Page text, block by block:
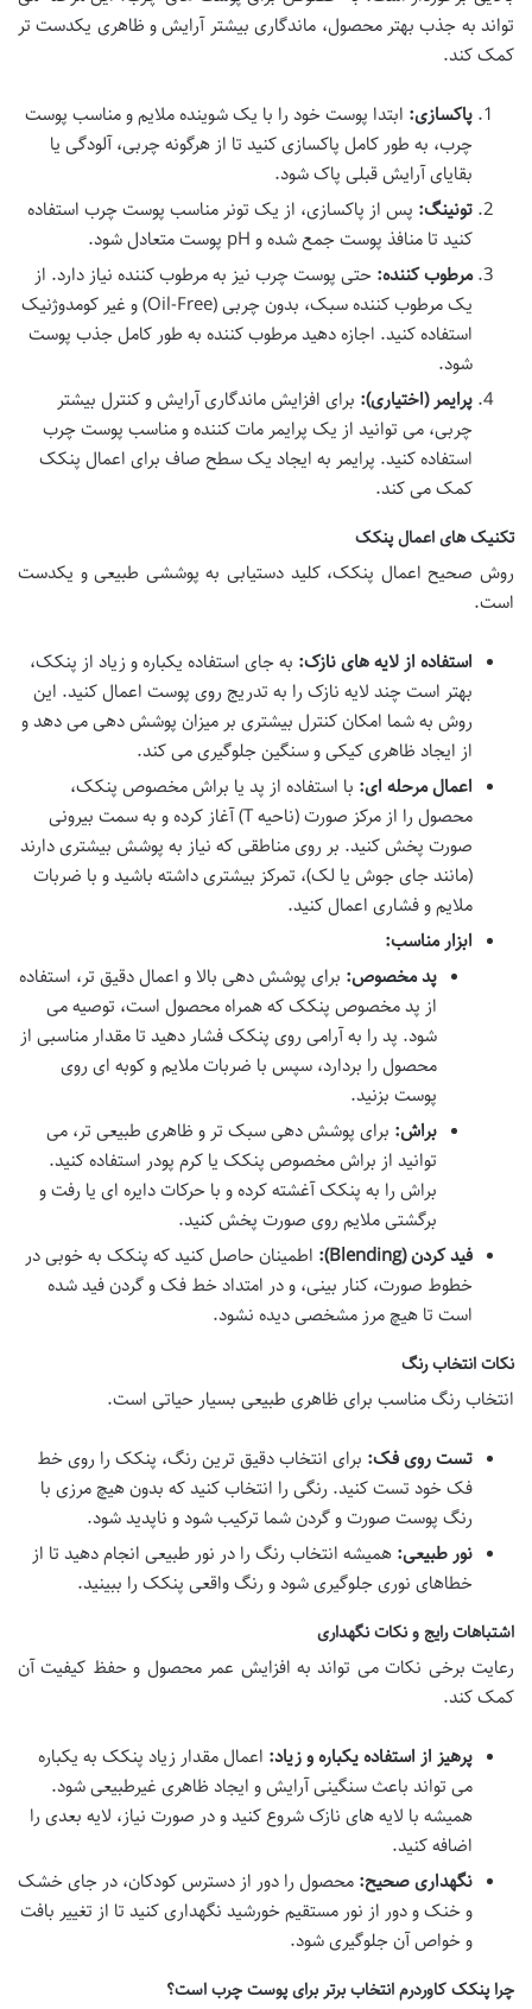
تواند به جذب بهتر محصول، ماندگاری بیشتر آرایش و ظاهری یکدست تر
کمک کند.
پاکسازی: ابتدا پوست خود را با یک شوینده ملایم و مناسب پوست
چرب، به طور کامل پاکسازی کنید تا از هرگونه چربی، آلودگی یا
بقایای آرایش قبلی پاک شود.
تونینگ: پس از پاکسازی، از یک تونر مناسب پوست چرب استفاده
کنید تا منافذ پوست جمع شده و pH پوست متعادل شود.
مرطوب کننده: حتی پوست چرب نیز به مرطوب کننده نیاز دارد. از
یک مرطوب کننده سبک، بدون چربی (Oil-Free) و غیر کومدوژنیک
استفاده کنید. اجازه دهید مرطوب کننده به طور کامل جذب پوست
شود.
پرایمر (اختیاری): برای افزایش ماندگاری آرایش و کنترل بیشتر
چربی، می توانید از یک پرایمر مات کننده و مناسب پوست چرب
استفاده کنید. پرایمر به ایجاد یک سطح صاف برای اعمال پنکک
کمک می کند.
تکنیک های اعمال پنکک
روش صحیح اعمال پنکک، کلید دستیابی به پوششی طبیعی و یکدست
است.
استفاده از لایه های نازک: به جای استفاده یکباره و زیاد از پنکک،
بهتر است چند لایه نازک را به تدریج روی پوست اعمال کنید. این
روش به شما امکان کنترل بیشتری بر میزان پوشش دهی می دهد و
از ایجاد ظاهری کیکی و سنگین جلوگیری می کند.
اعمال مرحله ای: با استفاده از پد یا براش مخصوص پنکک،
محصول را از مرکز صورت (ناحیه T) آغاز کرده و به سمت بیرونی
صورت پخش کنید. بر روی مناطقی که نیاز به پوشش بیشتری دارند
(مانند جای جوش یا لک)، تمرکز بیشتری داشته باشید و با ضربات
ملایم و فشاری اعمال کنید.
ابزار مناسب:
پد مخصوص: برای پوشش دهی بالا و اعمال دقیق تر، استفاده
از پد مخصوص پنکک که همراه محصول است، توصیه می
شود. پد را به آرامی روی پنکک فشار دهید تا مقدار مناسبی از
محصول را بردارد، سپس با ضربات ملایم و کوبه ای روی
پوست بزنید.
براش: برای پوشش دهی سبک تر و ظاهری طبیعی تر، می
توانید از براش مخصوص پنکک یا کرم پودر استفاده کنید.
براش را به پنکک آغشته کرده و با حرکات دایره ای یا رفت و
برگشتی ملایم روی صورت پخش کنید.
فید کردن (Blending):
اطمینان حاصل کنید که پنکک به خوبی در
خطوط صورت، کنار بینی، و در امتداد خط فک و گردن فید شده
است تا هیچ مرز مشخصی دیده نشود.
نکات انتخاب رنگ
انتخاب رنگ مناسب برای ظاهری طبیعی بسیار حیاتی است.
تست روی فک: برای انتخاب دقیق ترین رنگ، پنکک را روی خط
فک خود تست کنید. رنگی را انتخاب کنید که بدون هیچ مرزی با
رنگ پوست صورت و گردن شما ترکیب شود و ناپدید شود.
نور طبیعی: همیشه انتخاب رنگ را در نور طبیعی انجام دهید تا از
خطاهای نوری جلوگیری شود و رنگ واقعی پنکک را ببینید.
اشتباهات رایج و نکات نگهداری
رعایت برخی نکات می تواند به افزایش عمر محصول و حفظ کیفیت آن
کمک کند.
پرهیز از استفاده یکباره و زیاد: اعمال مقدار زیاد پنکک به یکباره
می تواند باعث سنگینی آرایش و ایجاد ظاهری غیرطبیعی شود.
همیشه با لایه های نازک شروع کنید و در صورت نیاز، لایه بعدی را
اضافه کنید.
نگهداری صحیح: محصول را دور از دسترس کودکان، در جای خشک
و خنک و دور از نور مستقیم خورشید نگهداری کنید تا از تغییر بافت
و خواص آن جلوگیری شود.
چرا پنکک کاوردرم انتخاب برتر برای پوست چرب است؟